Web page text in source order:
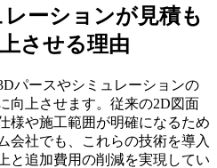
ーションが見積も
させる理由
パースやシミュレーションの
向上させます。従来の2D図面
様や施工範囲が明確になるため
会社でも、これらの技術を導入
と追加費用の削減を実現してい